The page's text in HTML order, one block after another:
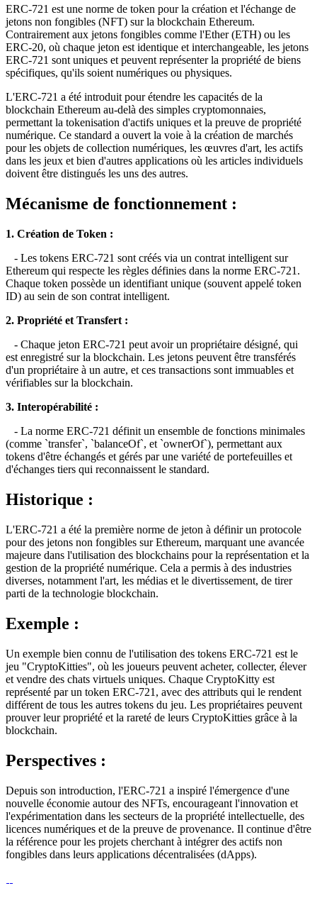
ERC-721 est une norme de token pour la création et l'échange de
jetons non fongibles (NFT) sur la blockchain Ethereum.
Contrairement aux jetons fongibles comme l'Ether (ETH) ou les
ERC-20, où chaque jeton est identique et interchangeable, les jetons
ERC-721 sont uniques et peuvent représenter la propriété de biens
spécifiques, qu'ils soient numériques ou physiques.
L'ERC-721 a été introduit pour étendre les capacités de la
blockchain Ethereum au-delà des simples cryptomonnaies,
permettant la tokenisation d'actifs uniques et la preuve de propriété
numérique. Ce standard a ouvert la voie à la création de marchés
pour les objets de collection numériques, les œuvres d'art, les actifs
dans les jeux et bien d'autres applications où les articles individuels
doivent être distingués les uns des autres.
Mécanisme de fonctionnement :
1. Création de Token :
- Les tokens ERC-721 sont créés via un contrat intelligent sur
Ethereum qui respecte les règles définies dans la norme ERC-721.
Chaque token possède un identifiant unique (souvent appelé token
ID) au sein de son contrat intelligent.
2. Propriété et Transfert :
- Chaque jeton ERC-721 peut avoir un propriétaire désigné, qui
est enregistré sur la blockchain. Les jetons peuvent être transférés
d'un propriétaire à un autre, et ces transactions sont immuables et
vérifiables sur la blockchain.
3. Interopérabilité :
- La norme ERC-721 définit un ensemble de fonctions minimales
(comme `transfer`, `balanceOf`, et `ownerOf`), permettant aux
tokens d'être échangés et gérés par une variété de portefeuilles et
d'échanges tiers qui reconnaissent le standard.
Historique :
L'ERC-721 a été la première norme de jeton à définir un protocole
pour des jetons non fongibles sur Ethereum, marquant une avancée
majeure dans l'utilisation des blockchains pour la représentation et la
gestion de la propriété numérique. Cela a permis à des industries
diverses, notamment l'art, les médias et le divertissement, de tirer
parti de la technologie blockchain.
Exemple :
Un exemple bien connu de l'utilisation des tokens ERC-721 est le
jeu "CryptoKitties", où les joueurs peuvent acheter, collecter, élever
et vendre des chats virtuels uniques. Chaque CryptoKitty est
représenté par un token ERC-721, avec des attributs qui le rendent
différent de tous les autres tokens du jeu. Les propriétaires peuvent
prouver leur propriété et la rareté de leurs CryptoKitties grâce à la
blockchain.
Perspectives :
Depuis son introduction, l'ERC-721 a inspiré l'émergence d'une
nouvelle économie autour des NFTs, encourageant l'innovation et
l'expérimentation dans les secteurs de la propriété intellectuelle, des
licences numériques et de la preuve de provenance. Il continue d'être
la référence pour les projets cherchant à intégrer des actifs non
fongibles dans leurs applications décentralisées (dApps).